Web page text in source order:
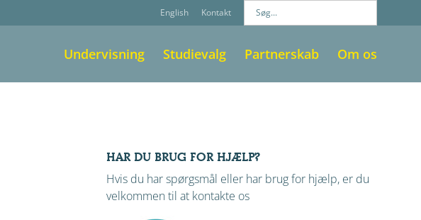
English Kontakt
Undervisning Studievalg Partnerskab Om os
HAR DU BRUG FOR HJÆLP?
Hvis du har spørgsmål eller har brug for hjælp, er du
velkommen til at kontakte os